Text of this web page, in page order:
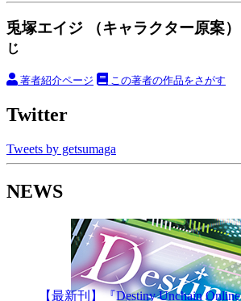
兎塚エイジ （キャラクター原案）
じ
著者紹介ページ この著者の作品をさがす
Twitter
Tweets by getsumaga
NEWS
【最新刊】『Destiny Unchain